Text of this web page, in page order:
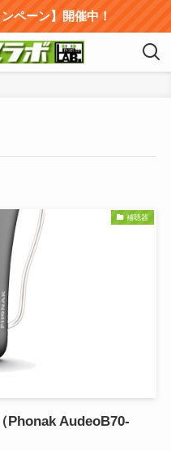
ペーン】開催中！
補聴器
Phonak AudeoB70-